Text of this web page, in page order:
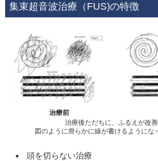
集束超音波治療（FUS)の特徴
治療後ただちに、ふるえが改
図のように滑らかに線が書けるようにな
頭を切らない治療